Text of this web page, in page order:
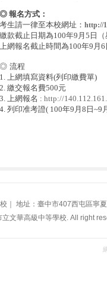
◎ 報名方式：
考生請一律至本校網址： http://
繳款截止日期為100年9 月 5 日
上網報名截止時間為100年9 月 6
◎ 流程
1. 上網填寫資料(列印繳費單)
2. 繳交報名費500元
3. 上網報名 : http://
4. 列印准考證( 100年9 月 8 日 ~9
｜ 地址：臺中市407西屯區
文華高級中等學校. All right